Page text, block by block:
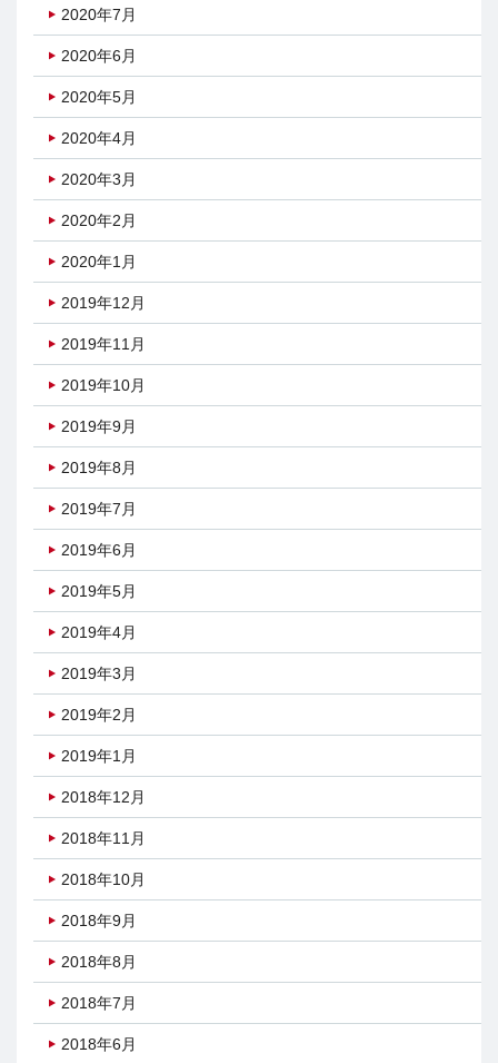
2020年7月
2020年6月
2020年5月
2020年4月
2020年3月
2020年2月
2020年1月
2019年12月
2019年11月
2019年10月
2019年9月
2019年8月
2019年7月
2019年6月
2019年5月
2019年4月
2019年3月
2019年2月
2019年1月
2018年12月
2018年11月
2018年10月
2018年9月
2018年8月
2018年7月
2018年6月